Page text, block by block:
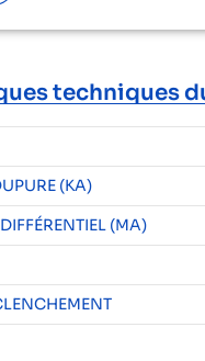
techniques
(KA)
(MA)